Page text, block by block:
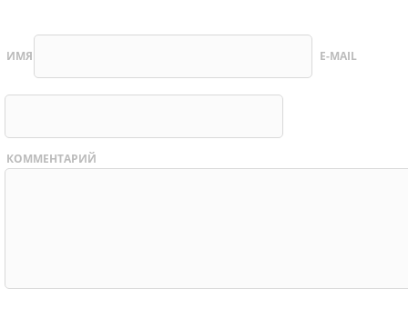
ИМЯ E-MAIL
КОММЕНТАРИЙ